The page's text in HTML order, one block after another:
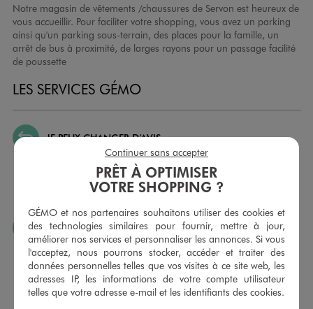
Notre magasin de vêtements /chaussures de Servon est heureux de
vous accueillir. Pour faciliter votre shopping, vous avez un parking
ainsi qu'un parking sous-terrain, des places pour la famille, un
arrêt de bus à proximité, de larges rayons pour un passage facilité
de poussette
LES SERVICES GÉMO
JE PEUX CHANGER D’AVIS
Nous échangeons et vous proposons un avoir ou un
remboursement pour tout article non porté, non retouché,
sous 30 jours, sur simple présentation du ticket de caisse,
JE PEUX FAIRE RETOUCHER MES ARTICLES
Ourlets, ceintures… vous avez la possibilité de faire
retoucher vos articles textiles dans nos magasins. Les tarifs
sont à votre disposition sur simple demande. Voir
conditions en magasins.
PRÊT À OPTIMISER
VOTRE SHOPPING ?
GÉMO et nos partenaires souhaitons utiliser des cookies et
des technologies similaires pour fournir, mettre à jour,
améliorer nos services et personnaliser les annonces. Si vous
l'acceptez, nous pourrons stocker, accéder et traiter des
données personnelles telles que vos visites à ce site web, les
adresses IP, les informations de votre compte utilisateur
telles que votre adresse e-mail et les identifiants des cookies.
Continuer sans accepter